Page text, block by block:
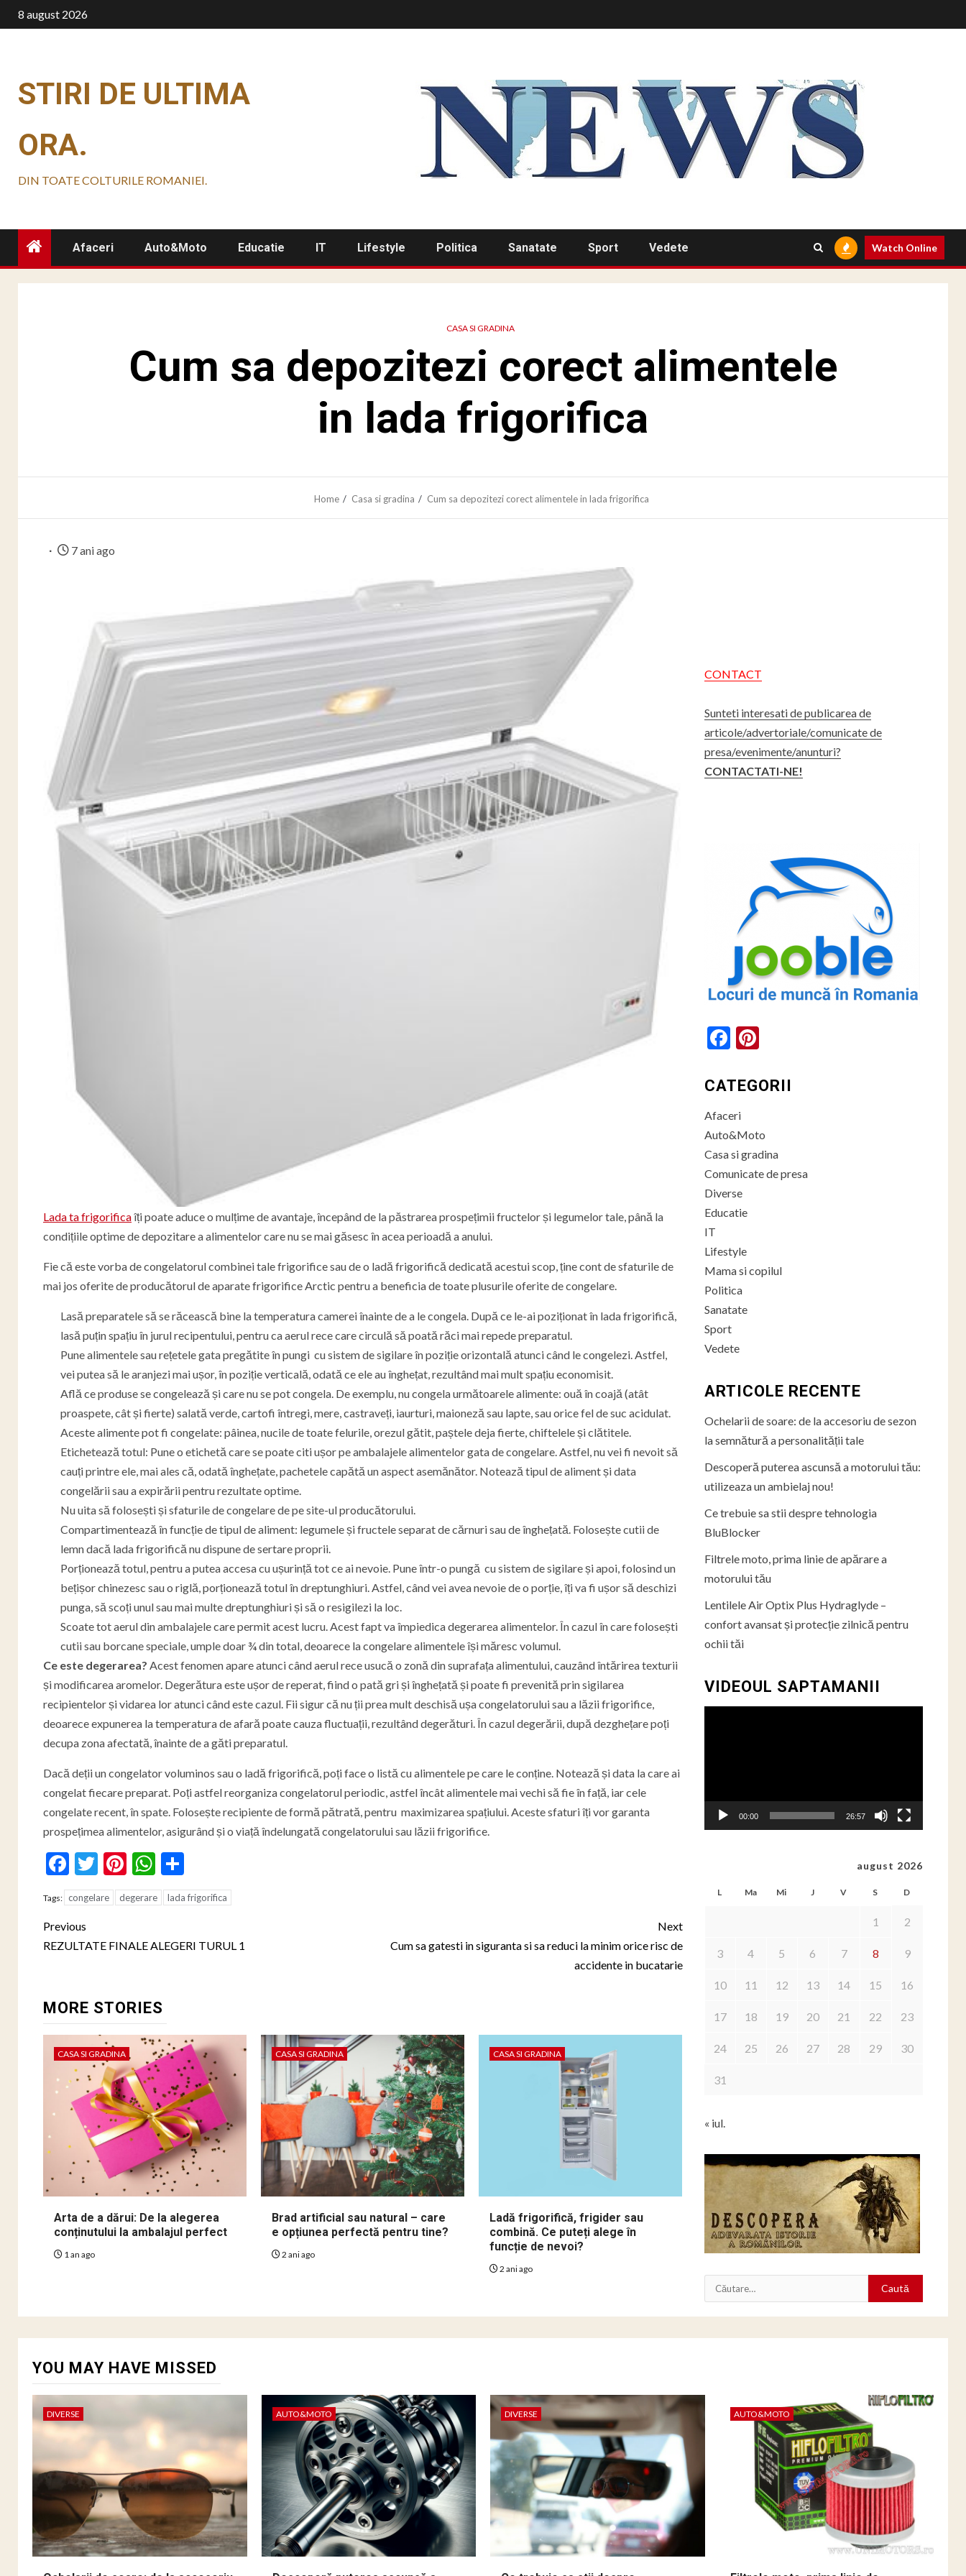
Skip
to
8 august 2026
STIRI DE ULTIMA
ORA.
DIN TOATE COLTURILE ROMANIEI.
Afaceri Auto&Moto Educatie IT Lifestyle Politica Sanatate Sport Vedete Watch Online
CASA SI GRADINA
Cum sa depozitezi corect alimentele
in lada frigorifica
Home Casa si gradina Cum sa depozitezi corect alimentele in lada frigorifica
7 ani ago
Lada ta frigorificaîți poate aduce o mulțime de avantaje, începând de la păstrarea prospețimii fructelor și legumelor tale, până la
condițiile optime de depozitare a alimentelor care nu se mai găsesc în acea perioadă a anului.
Fie că este vorba de congelatorul combinei tale frigorifice sau de o ladă frigorifică dedicată acestui scop, ține cont de sfaturile de
mai jos oferite de producătorul de aparate frigorifice Arctic pentru a beneficia de toate plusurile oferite de congelare.
Lasă preparatele să se răcească bine la temperatura camerei înainte de a le congela. După ce le-ai poziționat în lada frigorifică,
lasă puțin spațiu în jurul recipentului, pentru ca aerul rece care circulă să poată răci mai repede preparatul.
Pune alimentele sau rețetele gata pregătite în pungi cu sistem de sigilare în poziție orizontală atunci când le congelezi. Astfel,
vei putea să le aranjezi mai ușor, în poziție verticală, odată ce ele au înghețat, rezultând mai mult spațiu economisit.
Află ce produse se congelează și care nu se pot congela. De exemplu, nu congela următoarele alimente: ouă în coajă (atât
proaspete, cât și fierte) salată verde, cartofi întregi, mere, castraveți, iaurturi, maioneză sau lapte, sau orice fel de suc acidulat.
Aceste alimente pot fi congelate: pâinea, nucile de toate felurile, orezul gătit, paștele deja fierte, chiftelele și clătitele.
Etichetează totul: Pune o etichetă care se poate citi ușor pe ambalajele alimentelor gata de congelare. Astfel, nu vei fi nevoit să
cauți printre ele, mai ales că, odată înghețate, pachetele capătă un aspect asemănător. Notează tipul de aliment și data
congelării sau a expirării pentru rezultate optime.
Nu uita să folosești și sfaturile de congelare de pe site-ul producătorului.
Compartimentează în funcție de tipul de aliment: legumele și fructele separat de cărnuri sau de înghețată. Folosește cutii de
lemn dacă lada frigorifică nu dispune de sertare proprii.
Porționează totul, pentru a putea accesa cu ușurință tot ce ai nevoie. Pune într-o pungă cu sistem de sigilare și apoi, folosind un
bețișor chinezesc sau o riglă, porționează totul în dreptunghiuri. Astfel, când vei avea nevoie de o porție, îți va fi ușor să deschizi
punga, să scoți unul sau mai multe dreptunghiuri și să o resigilezi la loc.
Scoate tot aerul din ambalajele care permit acest lucru. Acest fapt va împiedica degerarea alimentelor. În cazul în care folosești
cutii sau borcane speciale, umple doar ¾ din total, deoarece la congelare alimentele își măresc volumul.
Ce este degerarea? Acest fenomen apare atunci când aerul rece usucă o zonă din suprafața alimentului, cauzând întărirea texturii
și modificarea aromelor. Degerătura este ușor de reperat, fiind o pată gri și înghețată și poate fi prevenită prin sigilarea
recipientelor și vidarea lor atunci când este cazul. Fii sigur că nu ții prea mult deschisă ușa congelatorului sau a lăzii frigorifice,
deoarece expunerea la temperatura de afară poate cauza fluctuații, rezultând degerături. În cazul degerării, după dezghețare poți
decupa zona afectată, înainte de a găti preparatul.
Dacă deții un congelator voluminos sau o ladă frigorifică, poți face o listă cu alimentele pe care le conține. Notează și data la care ai
congelat fiecare preparat. Poți astfel reorganiza congelatorul periodic, astfel încât alimentele mai vechi să fie în față, iar cele
congelate recent, în spate. Folosește recipiente de formă pătrată, pentru maximizarea spațiului. Aceste sfaturi îți vor garanta
prospețimea alimentelor, asigurând și o viață îndelungată congelatorului sau lăzii frigorifice.
Facebook
Twitter
Pinterest
WhatsApp
Tags: congelare degerare lada frigorifica
Post
navigation
Previous
REZULTATE FINALE ALEGERI TURUL 1
Next
Cum sa gatesti in siguranta si sa reduci la minim orice risc de
accidente in bucatarie
MORE STORIES
CASA SI GRADINA
Arta de a dărui: De la alegerea
conținutului la ambalajul perfect
1 an ago
CASA SI GRADINA
Brad artificial sau natural – care
e opțiunea perfectă pentru tine?
2 ani ago
CASA SI GRADINA
Ladă frigorifică, frigider sau
combină. Ce puteți alege în
funcție de nevoi?
2 ani ago
CONTACT
Sunteti interesati de publicarea de
articole/advertoriale/comunicate de
presa/evenimente/anunturi?
CONTACTATI-NE!
Facebook
Pinterest
CATEGORII
Afaceri
Auto&Moto
Casa si gradina
Comunicate de presa
Diverse
Educatie
IT
Lifestyle
Mama si copilul
Politica
Sanatate
Sport
Vedete
ARTICOLE RECENTE
Ochelarii de soare: de la accesoriu de sezon
la semnătură a personalității tale
Descoperă puterea ascunsă a motorului tău:
utilizeaza un ambielaj nou!
Ce trebuie sa stii despre tehnologia
BluBlocker
Filtrele moto, prima linie de apărare a
motorului tău
Lentilele Air Optix Plus Hydraglyde –
confort avansat și protecție zilnică pentru
ochii tăi
VIDEOUL SAPTAMANII
00:00 26:57
august 2026
L Ma Mi J V S D
1 2
3 4 5 6 7 8 9
10 11 12 13 14 15 16
17 18 19 20 21 22 23
24 25 26 27 28 29 30
31
« iul.
Caută
după:
YOU MAY HAVE MISSED
DIVERSE AUTO&MOTO DIVERSE AUTO&MOTO